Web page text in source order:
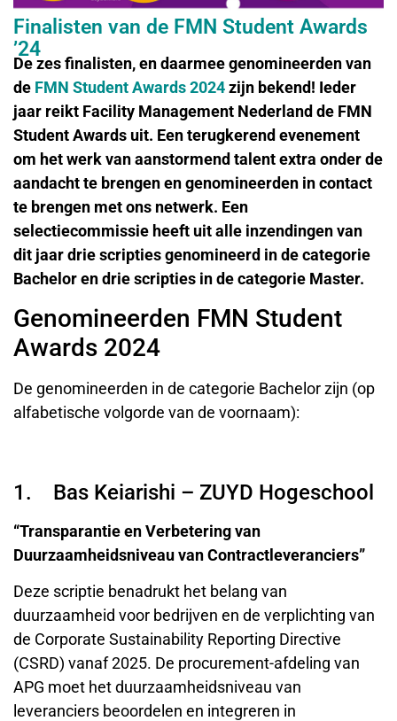
Finalisten van de FMN Student Awards
’24
De zes finalisten, en daarmee genomineerden van
de FMN Student Awards 2024zijn bekend! Ieder
jaar reikt Facility Management Nederland de FMN
Student Awards uit. Een terugkerend evenement
om het werk van aanstormend talent extra onder de
aandacht te brengen en genomineerden in contact
te brengen met ons netwerk. ​Een
selectiecommissie heeft uit alle inzendingen van
dit jaar drie scripties genomineerd in de categorie
Bachelor en drie scripties in de categorie Master.
Genomineerden FMN Student
Awards 2024
De genomineerden in de categorie Bachelor zijn (op
alfabetische volgorde van de voornaam):
1. Bas Keiarishi – ZUYD Hogeschool
“Transparantie en Verbetering van
Duurzaamheidsniveau van Contractleveranciers”
Deze scriptie benadrukt het belang van
duurzaamheid voor bedrijven en de verplichting van
de Corporate Sustainability Reporting Directive
(CSRD) vanaf 2025. De procurement-afdeling van
APG moet het duurzaamheidsniveau van
leveranciers beoordelen en integreren in